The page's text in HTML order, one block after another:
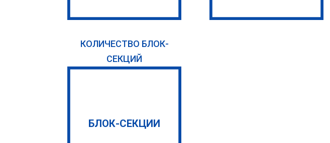
КОЛИЧЕСТВО БЛОК-
СЕКЦИЙ
БЛОК-СЕКЦИИ